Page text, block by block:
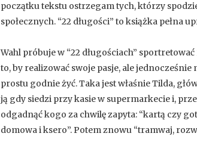
początku tekstu ostrzegam tych, którzy
społecznych. “22 długości” to książka pełna
Wahl próbuje w “22 długościach”
to, by realizować swoje pasje, ale
prostu godnie żyć. Taka jest właśnie Tilda,
ją gdy siedzi przy kasie w supermarkecie i,
odgadnąć kogo za chwilę zapyta: “kartą czy
domowa i ksero”. Potem znowu “tramwaj,